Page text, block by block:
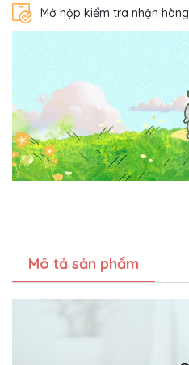
Mở hộp kiểm tra nhận hàng
Mô tả sản phẩm